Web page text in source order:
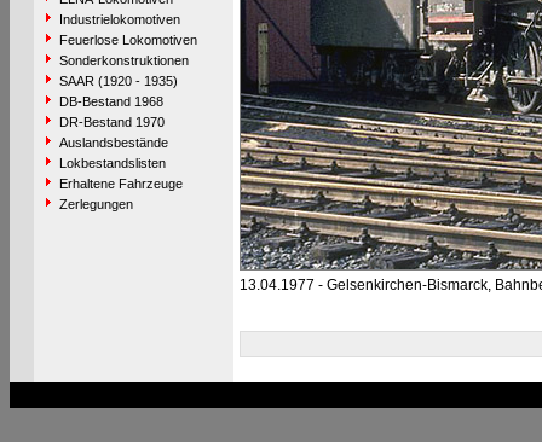
Industrielokomotiven
Feuerlose Lokomotiven
Sonderkonstruktionen
SAAR (1920 - 1935)
DB-Bestand 1968
DR-Bestand 1970
Auslandsbestände
Lokbestandslisten
Erhaltene Fahrzeuge
Zerlegungen
13.04.1977 - Gelsenkirchen-Bismarck,